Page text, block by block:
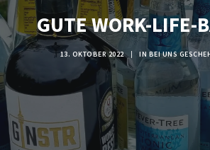
SEARCH
GUTE WORK-LIFE-
13. OKTOBER 2022 | IN BEI UNS